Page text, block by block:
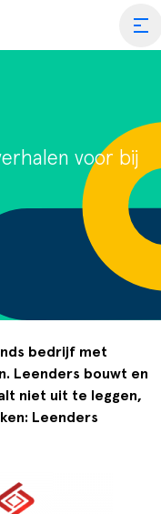
Wat is
Wat is
aanpassen
voor bij
bedrijf met
Leenders bouwt en
niet uit te leggen,
Leenders